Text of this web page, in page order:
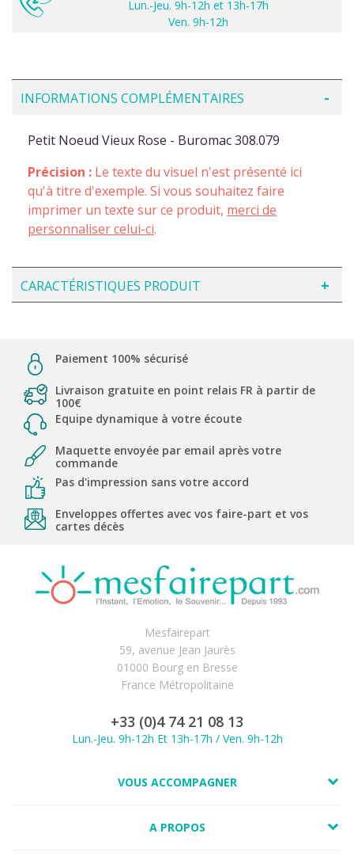
Lun.-Jeu. 9h-12h et 13h-17h
Ven. 9h-12h
INFORMATIONS COMPLÉMENTAIRES
Petit Noeud Vieux Rose - Buromac 308.079
Précision : Le texte du visuel n'est présenté ici
qu'à titre d'exemple. Si vous souhaitez faire
imprimer un texte sur ce produit, merci de
personnaliser celui-ci.
CARACTÉRISTIQUES PRODUIT
Paiement 100% sécurisé
Livraison gratuite en point relais FR à partir de
100€
Equipe dynamique à votre écoute
Maquette envoyée par email après votre
commande
Pas d'impression sans votre accord
Enveloppes offertes avec vos faire-part et vos
cartes décès
Mesfairepart
59, avenue Jean Jaurès
01000 Bourg en Bresse
France Métropolitaine
+33 (0)4 74 21 08 13
Lun.-Jeu. 9h-12h Et 13h-17h / Ven. 9h-12h
VOUS ACCOMPAGNER
A PROPOS